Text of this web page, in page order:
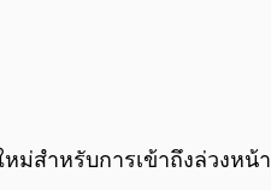
ม่สำหรับการเข้าถึงล่วงหน้า